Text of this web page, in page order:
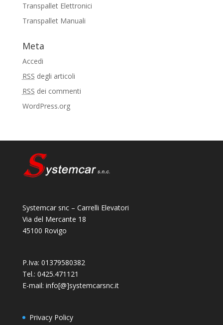
Transpallet Elettronici
Transpallet Manuali
Meta
Accedi
RSS degli articoli
RSS dei commenti
WordPress.org
Systemcar snc – Carrelli Elevatori
Via del Mercante 18
45100 Rovigo
P.Iva: 01379580382
Tel.: 0425.471121
E-mail: info[@]systemcarsnc.it
Privacy Policy